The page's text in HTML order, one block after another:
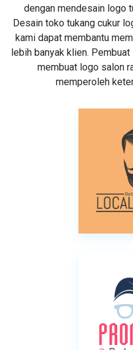
dengan mendesain logo
Desain toko tukang cukur
kami dapat membantu
lebih banyak klien.
membuat logo salon
memperoleh